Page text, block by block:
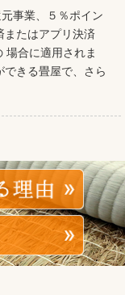
事業、５％ポイン
またはアプリ決済
場合に適用されま
きる畳屋で、さら